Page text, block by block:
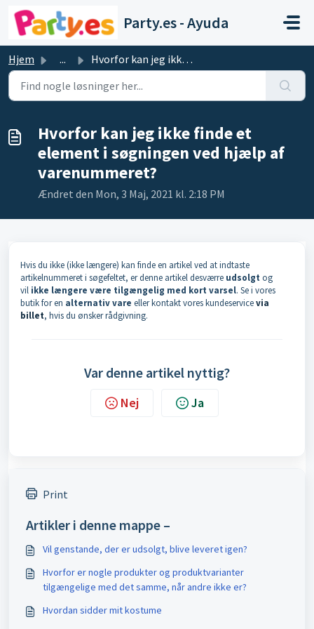
Gå til hovedindhold
Party.es - Ayuda
Hjem ... Hvorfor kan jeg ikke finde et element i søgningen ved hjæ...
Hvorfor kan jeg ikke finde et
element i søgningen ved hjælp af
varenummeret?
Ændret den Mon, 3 Maj, 2021 kl. 2:18 PM
Hvis du ikke (ikke længere) kan finde en artikel ved at indtaste
artikelnummeret i søgefeltet, er denne artikel desværre udsolgt og
vil ikke længere være tilgængelig med kort varsel. Se i vores
butik for en alternativ vare eller kontakt vores kundeservicevia
billet, hvis du ønsker rådgivning.
Var denne artikel nyttig?
Nej Ja
Print
Artikler i denne mappe –
Vil genstande, der er udsolgt, blive leveret igen?
Hvorfor er nogle produkter og produktvarianter
tilgængelige med det samme, når andre ikke er?
Hvordan sidder mit kostume